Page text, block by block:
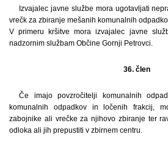
Izvajalec javne službe mora ugotavljati
vrečk za zbiranje mešanih komunalnih
V primeru kršitve mora izvajalec javne
nadzornim službam Občine Gornji Petrovci.
36. člen
Če imajo povzročitelji komunalnih
komunalnih odpadkov in ločenih frakcij,
zabojnike ali vrečke za njihovo zbiranje ter
odloka ali jih prepustiti v zbirnem centru.